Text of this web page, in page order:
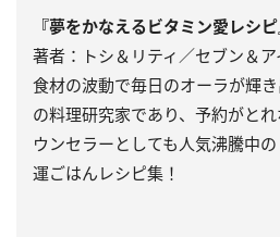
『夢をかなえるビタミン愛レシピ
著者：トシ＆リティ／セブン＆ア
食材の波動で毎日のオーラが輝
の料理研究家であり、予約がと
ウンセラーとしても人気沸騰中
運ごはんレシピ集！